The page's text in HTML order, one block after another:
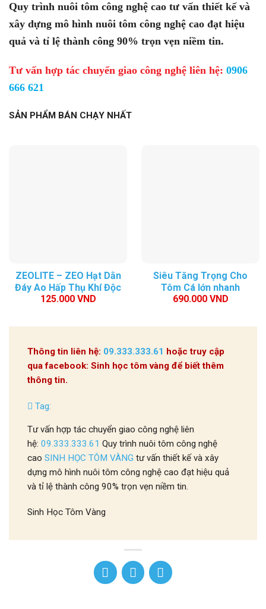
Quy trình nuôi tôm công nghệ cao tư vấn thiết kế và
xây dựng mô hình nuôi tôm công nghệ cao đạt hiệu
quả và tỉ lệ thành công 90% trọn vẹn niềm tin.
Tư vấn hợp tác chuyển giao công nghệ liên hệ: 0906
666 621
SẢN PHẨM BÁN CHẠY NHẤT
ZEOLITE – ZEO Hạt Dằn
Đáy Ao Hấp Thụ Khí Độc
125.000 VND
Siêu Tăng Trọng Cho
Tôm Cá lớn nhanh
690.000 VND
Thông tin liên hệ: 09.333.333.61 hoặc truy cập
qua facebook: Sinh học tôm vàng để biết thêm
thông tin.
Tag:
Tư vấn hợp tác chuyển giao công nghệ liên
hệ: 09.333.333.61 Quy trình nuôi tôm công nghệ
cao SINH HỌC TÔM VÀNG tư vấn thiết kế và xây
dựng mô hình nuôi tôm công nghệ cao đạt hiệu quả
và tỉ lệ thành công 90% trọn vẹn niềm tin.
Sinh Học Tôm Vàng